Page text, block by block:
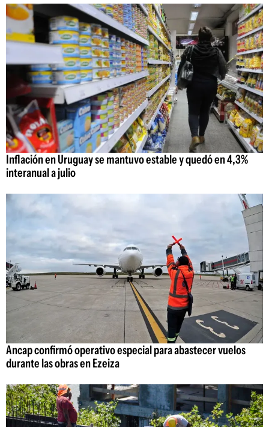
Inflación en Uruguay se mantuvo estable y quedó en 4,3%
interanual a julio
Ancap confirmó operativo especial para abastecer vuelos
durante las obras en Ezeiza